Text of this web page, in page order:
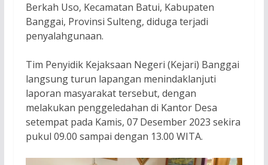
Berkah Uso, Kecamatan Batui, Kabupaten
Banggai, Provinsi Sulteng, diduga terjadi
penyalahgunaan.
Tim Penyidik Kejaksaan Negeri (Kejari) Banggai
langsung turun lapangan menindaklanjuti
laporan masyarakat tersebut, dengan
melakukan penggeledahan di Kantor Desa
setempat pada Kamis, 07 Desember 2023 sekira
pukul 09.00 sampai dengan 13.00 WITA.